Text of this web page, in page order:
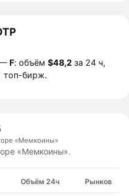
—F: объём$48,2 за 24 ч,
топ-бирж.
«Мемкоины»
«Мемкоины».
Объём 24ч Рынков